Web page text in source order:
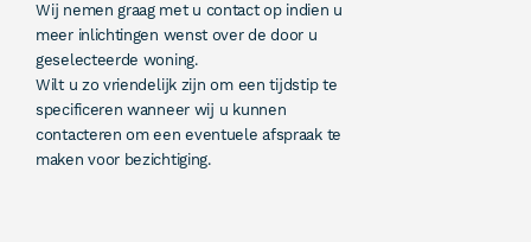
Wij nemen graag met u contact op indien u
meer inlichtingen wenst over de door u
geselecteerde woning.
Wilt u zo vriendelijk zijn om een tijdstip te
specificeren wanneer wij u kunnen
contacteren om een eventuele afspraak te
maken voor bezichtiging.